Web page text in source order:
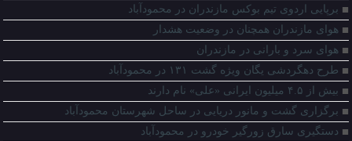
برپایی اردوی تیم بوکس مازندران در محمودآباد
هوای مازندران همچنان در وضعیت هشدار
هوای سرد و بارانی در مازندران
طرح دهگردشی یگان ویژه گشت ۱۳۱ در محمودآباد
بیش از ۴.۵ میلیون ایرانی «علی» نام دارند
برگزاری گشت و مانور دریایی در ساحل شهرستان محمودآباد
دستگیری سارق زورگیر خودرو در محمودآباد